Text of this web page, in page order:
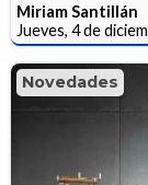
Miriam Santillán
Jueves, 4 de
Novedades